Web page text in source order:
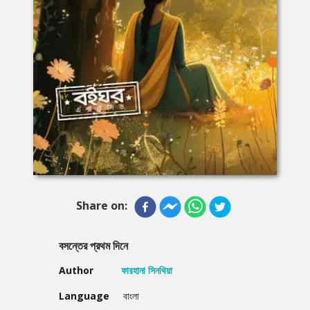
Share on:
বসন্তের প্রথম দিনে
Author
ফারহানা সিনথিয়া
Language
বাংলা